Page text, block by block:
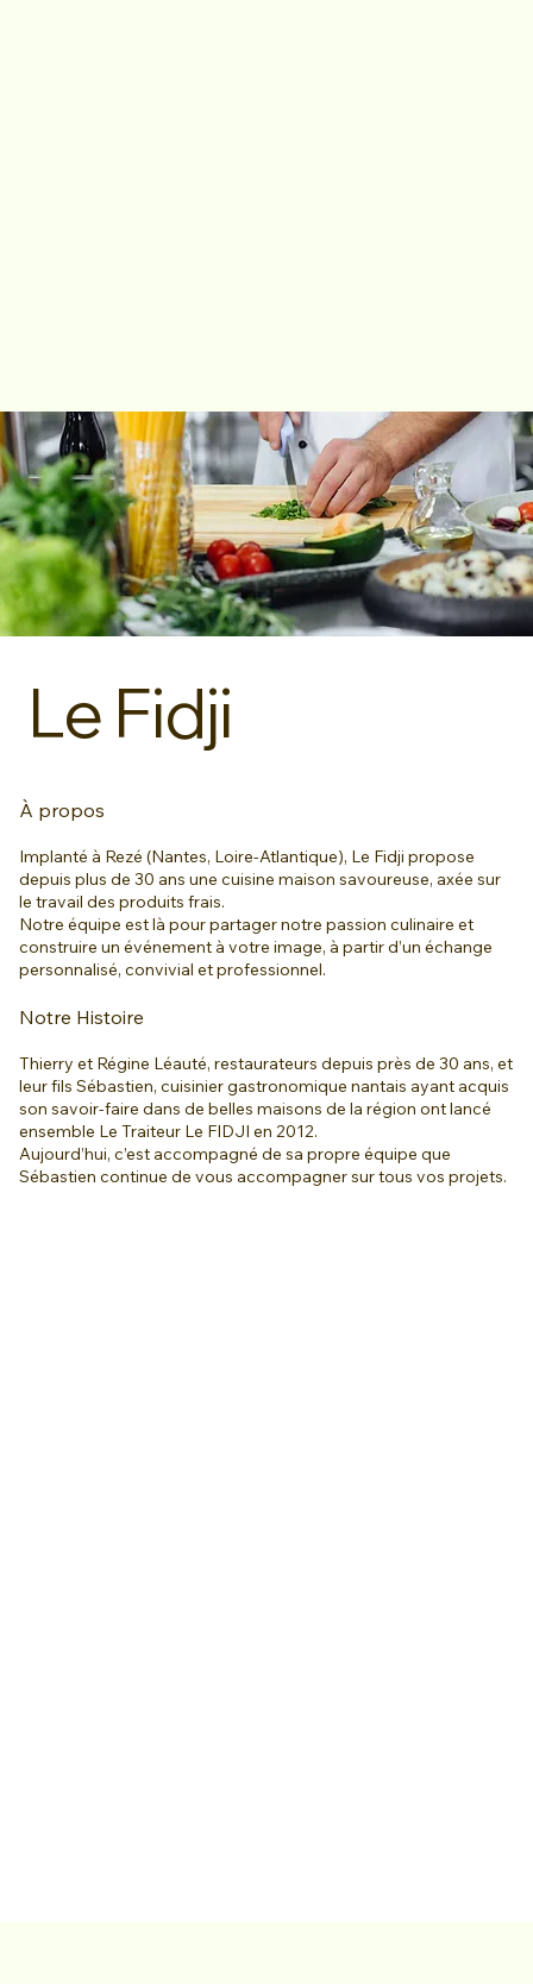
Le Fidji
À propos
Implanté à Rezé (Nantes, Loire-Atlantique), Le Fidji propose
depuis plus de 30 ans une cuisine maison savoureuse, axée sur
le travail des produits frais.
Notre équipe est là pour partager notre passion culinaire et
construire un événement à votre image, à partir d’un échange
personnalisé, convivial et professionnel.
Notre Histoire
Thierry et Régine Léauté, restaurateurs depuis près de 30 ans, et
leur fils Sébastien, cuisinier gastronomique nantais ayant acquis
son savoir-faire dans de belles maisons de la région ont lancé
ensemble Le Traiteur Le FIDJI en 2012.
Aujourd’hui, c’est accompagné de sa propre équipe que
Sébastien continue de vous accompagner sur tous vos projets.